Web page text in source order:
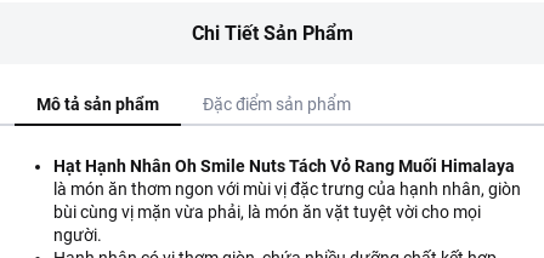
Chi Tiết Sản Phẩm
Mô tả sản phẩm Đặc điểm sản phẩm
Hạt Hạnh Nhân Oh Smile Nuts Tách Vỏ Rang Muối Himalaya
là món ăn thơm ngon với mùi vị đặc trưng của hạnh nhân, giòn
bùi cùng vị mặn vừa phải, là món ăn vặt tuyệt vời cho mọi
người.